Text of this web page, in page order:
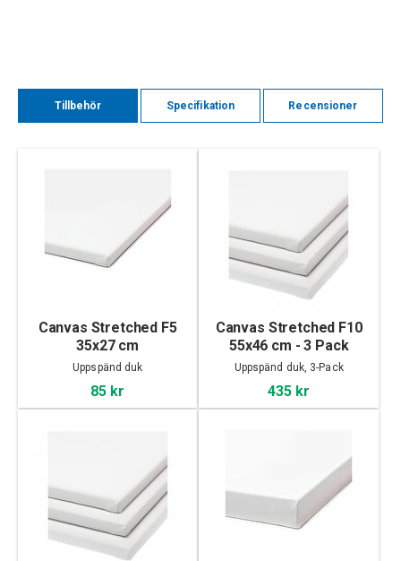
Tillbehör Specifikation Recensioner
Canvas Stretched F5
35x27 cm
Uppspänd duk
85 kr
Canvas Stretched F10
55x46 cm - 3 Pack
Uppspänd duk, 3-Pack
435 kr